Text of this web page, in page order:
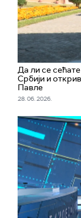
Да ли се
Србији и
Павле
28. 06. 2026.